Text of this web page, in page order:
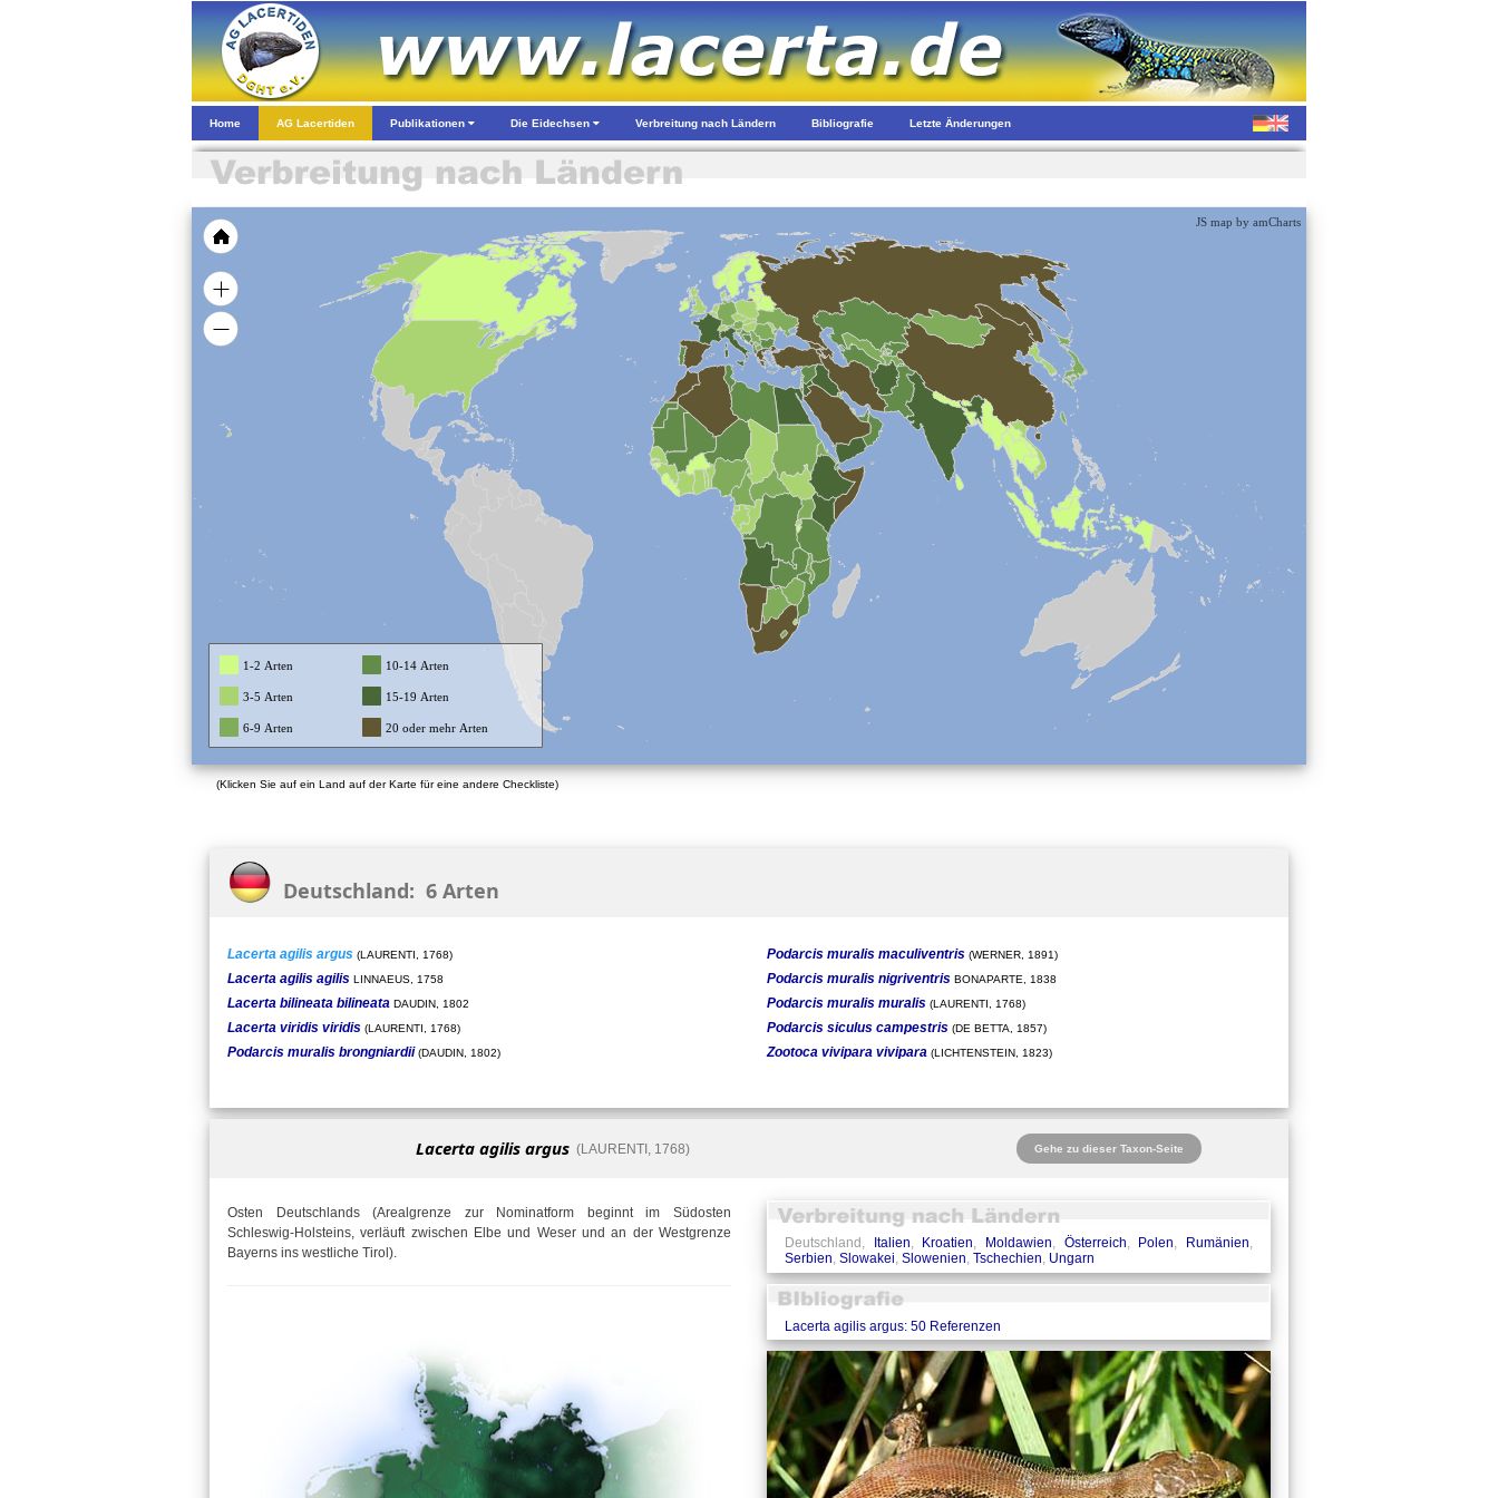
Home AG Lacertiden Publikationen Die Eidechsen Verbreitung nach Ländern Bibliografie Letzte Änderungen
JS map by amCharts
1-2 Arten 10-14 Arten
3-5 Arten 15-19 Arten
6-9 Arten 20 oder mehr Arten
(Klicken Sie auf ein Land auf der Karte für eine andere Checkliste)
Deutschland: 6 Arten
Lacerta agilis argus (LAURENTI, 1768)
Lacerta agilis agilis LINNAEUS, 1758
Lacerta bilineata bilineata DAUDIN, 1802
Lacerta viridis viridis (LAURENTI, 1768)
Podarcis muralis brongniardii (DAUDIN, 1802)
Podarcis muralis maculiventris(WERNER, 1891)
Podarcis muralis nigriventrisBONAPARTE, 1838
Podarcis muralis muralis(LAURENTI, 1768)
Podarcis siculus campestris(DE BETTA, 1857)
Zootoca vivipara vivipara (LICHTENSTEIN, 1823)
Lacerta agilis argus(LAURENTI, 1768) Gehe zu dieser Taxon-Seite
Osten Deutschlands (Arealgrenze zur Nominatform beginnt im Südosten
Schleswig-Holsteins, verläuft zwischen Elbe und Weser und an der Westgrenze
Bayerns ins westliche Tirol).
Deutschland, Italien, Kroatien, Moldawien, Österreich, Polen, Rumänien,
Serbien, Slowakei, Slowenien, Tschechien, Ungarn
Lacerta agilis argus: 50 Referenzen